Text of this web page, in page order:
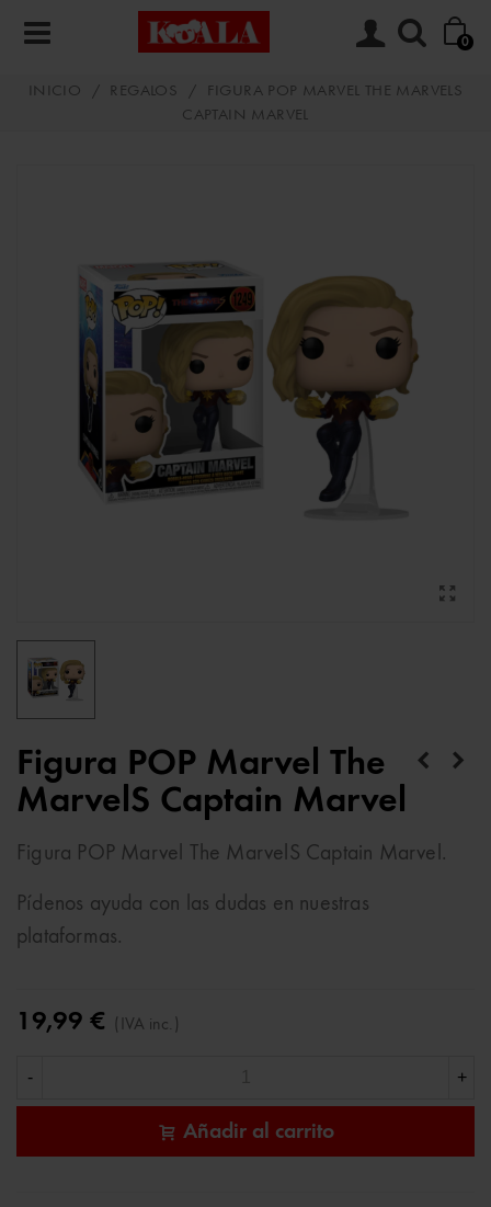
0
INICIO / REGALOS /
FIGURA POP MARVEL THE MARVELS
CAPTAIN MARVEL
Figura POP Marvel The
MarvelS Captain Marvel
Figura POP Marvel The MarvelS Captain Marvel.
Pídenos ayuda con las dudas en nuestras
plataformas.
19,99 € (IVA inc.)
- +
Añadir al carrito